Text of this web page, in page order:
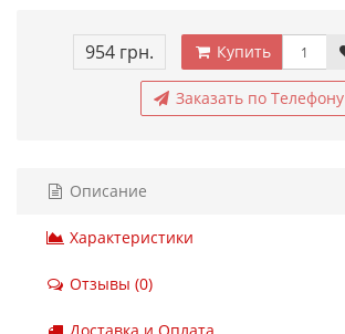
954 грн. Купить
Заказать по Телефону
Описание
Характеристики
Отзывы (0)